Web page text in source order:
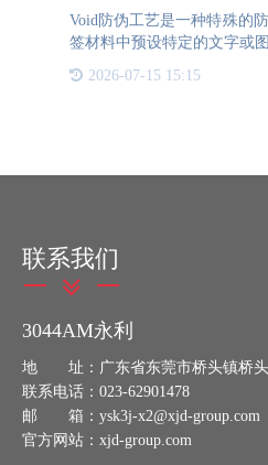
Void防伪工艺是一种特殊的
签材料中预设特定的文字或
包装已被开启。这种工艺广
2026-07-15 15:15
联系我们
3044AM永利
地 址：广东省东莞市桥头镇桥头
联系电话：023-62901478
邮 箱：ysk3j-x2@xjd-group.com
官方网站：xjd-group.com